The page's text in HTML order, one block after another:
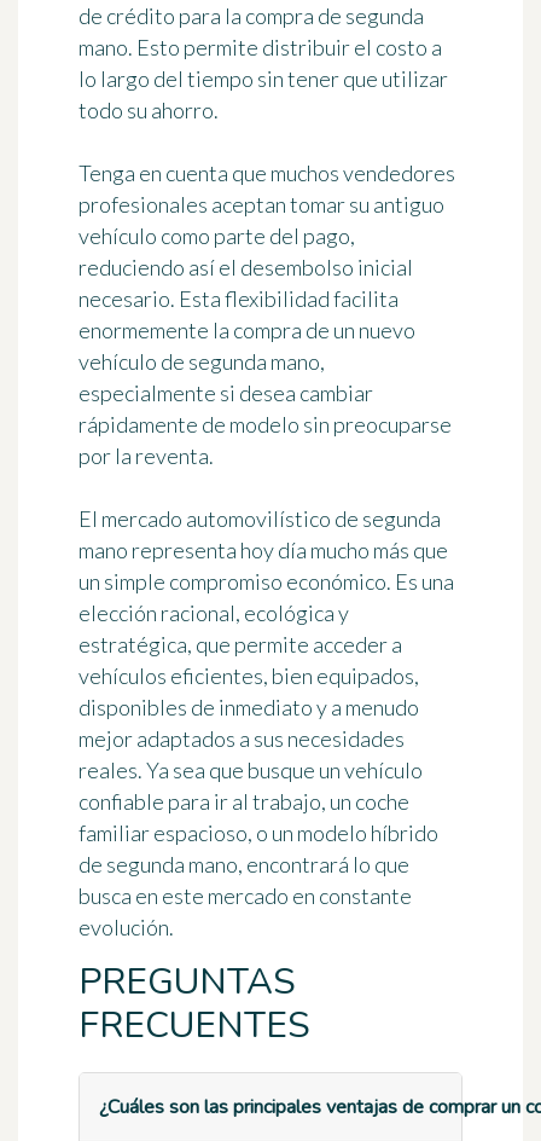
de crédito para la compra de segunda
mano. Esto permite distribuir el costo a
lo largo del tiempo sin tener que utilizar
todo su ahorro.
Tenga en cuenta que muchos vendedores
profesionales aceptan tomar su antiguo
vehículo como parte del pago,
reduciendo así el desembolso inicial
necesario. Esta flexibilidad facilita
enormemente la compra de un nuevo
vehículo de segunda mano,
especialmente si desea cambiar
rápidamente de modelo sin preocuparse
por la reventa.
El mercado automovilístico de segunda
mano representa hoy día mucho más que
un simple compromiso económico. Es una
elección racional, ecológica y
estratégica, que permite acceder a
vehículos eficientes, bien equipados,
disponibles de inmediato y a menudo
mejor adaptados a sus necesidades
reales. Ya sea que busque un vehículo
confiable para ir al trabajo, un coche
familiar espacioso, o un modelo híbrido
de segunda mano, encontrará lo que
busca en este mercado en constante
evolución.
PREGUNTAS
FRECUENTES
¿Cuáles son las principales ventajas de comprar un